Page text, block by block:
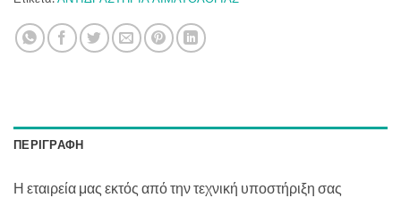
ΠΕΡΙΓΡΑΦΉ
Η εταιρεία μας εκτός από την τεχνική υποστήριξη σας